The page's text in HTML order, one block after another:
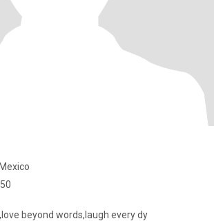
beyond words,laugh every dy